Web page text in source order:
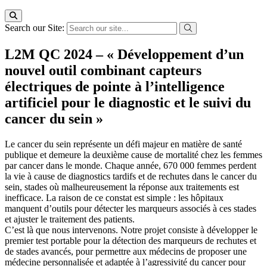
Search our Site:
L2M QC 2024 – « Développement d’un
nouvel outil combinant capteurs
électriques de pointe à l’intelligence
artificiel pour le diagnostic et le suivi du
cancer du sein »
Le cancer du sein représente un défi majeur en matière de santé
publique et demeure la deuxième cause de mortalité chez les femmes
par cancer dans le monde. Chaque année, 670 000 femmes perdent
la vie à cause de diagnostics tardifs et de rechutes dans le cancer du
sein, stades où malheureusement la réponse aux traitements est
inefficace. La raison de ce constat est simple : les hôpitaux
manquent d’outils pour détecter les marqueurs associés à ces stades
et ajuster le traitement des patients.
C’est là que nous intervenons. Notre projet consiste à développer le
premier test portable pour la détection des marqueurs de rechutes et
de stades avancés, pour permettre aux médecins de proposer une
médecine personnalisée et adaptée à l’agressivité du cancer pour